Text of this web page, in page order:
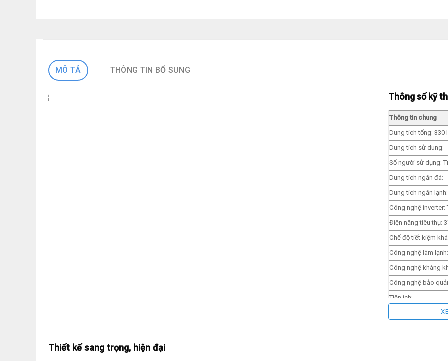
MÔ TẢ THÔNG TIN BỔ SUNG
Thông số kỹ
Thông tin chung
Dung tích tổng: 330
Dung tích sử dung:
Số người sử dụng:
Dung tích ngăn đá:
Dung tích ngăn lạnh:
Công nghệ inverter:
Điện năng tiêu thụ:
Chế độ tiết kiệm
Công nghệ làm lạnh:
Công nghệ kháng
Công nghệ bảo
Tiện ích:
Kiểu tủ: Ngăn đá
Số cửa: 3 cửa
Thiết kế sang trọng, hiện đại